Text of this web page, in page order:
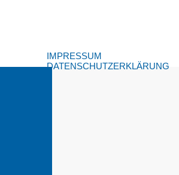
IMPRESSUM
DATENSCHUTZERKLÄRUNG